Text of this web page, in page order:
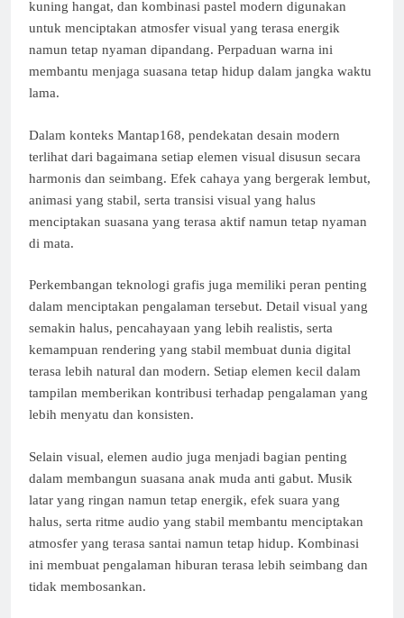
kuning hangat, dan kombinasi pastel modern digunakan
untuk menciptakan atmosfer visual yang terasa energik
namun tetap nyaman dipandang. Perpaduan warna ini
membantu menjaga suasana tetap hidup dalam jangka waktu
lama.
Dalam konteks Mantap168, pendekatan desain modern
terlihat dari bagaimana setiap elemen visual disusun secara
harmonis dan seimbang. Efek cahaya yang bergerak lembut,
animasi yang stabil, serta transisi visual yang halus
menciptakan suasana yang terasa aktif namun tetap nyaman
di mata.
Perkembangan teknologi grafis juga memiliki peran penting
dalam menciptakan pengalaman tersebut. Detail visual yang
semakin halus, pencahayaan yang lebih realistis, serta
kemampuan rendering yang stabil membuat dunia digital
terasa lebih natural dan modern. Setiap elemen kecil dalam
tampilan memberikan kontribusi terhadap pengalaman yang
lebih menyatu dan konsisten.
Selain visual, elemen audio juga menjadi bagian penting
dalam membangun suasana anak muda anti gabut. Musik
latar yang ringan namun tetap energik, efek suara yang
halus, serta ritme audio yang stabil membantu menciptakan
atmosfer yang terasa santai namun tetap hidup. Kombinasi
ini membuat pengalaman hiburan terasa lebih seimbang dan
tidak membosankan.